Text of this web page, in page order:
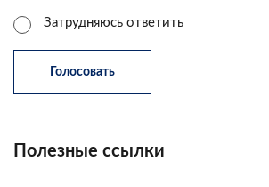
Затрудняюсь ответить
Полезные ссылки